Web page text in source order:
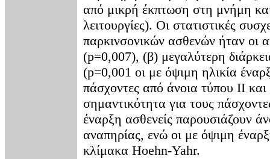
από μικρή έκπτωση στη μνήμη
λειτουργίες). Oι στατιστικές
παρκινσονικών ασθενών ήταν οι
(p=0,007), (β) μεγαλύτερη
(p=0,001 οι με όψιμη ηλικία
πάσχοντες από άνοια τύπου II και
σημαντικότητα για τους
έναρξη ασθενείς παρουσιάζουν
αναπηρίας, ενώ οι με όψιμη
κλίμακα Hoehn-Yahr.